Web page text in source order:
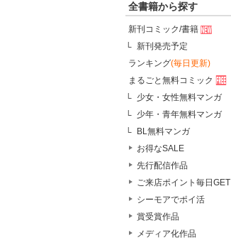
全書籍から探す
新刊コミック/書籍
新刊発売予定
ランキング(毎日更新)
まるごと無料コミック
少女・女性無料マンガ
少年・青年無料マンガ
BL無料マンガ
お得なSALE
先行配信作品
ご来店ポイント毎日GET
シーモアでポイ活
賞受賞作品
メディア化作品